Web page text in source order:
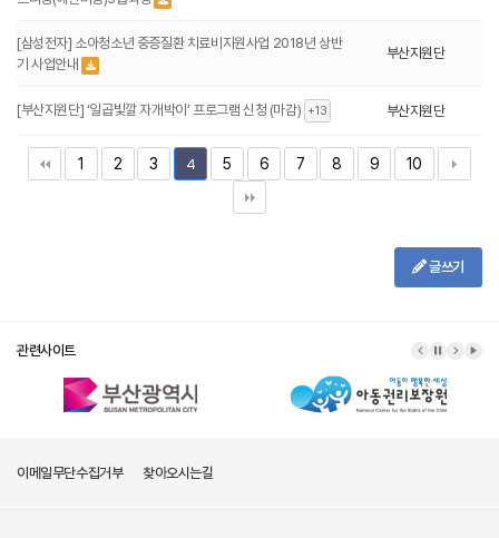
[삼성전자] 소아청소년 중증질환 치료비지원사업 2018년 상반
기 사업안내
부산지원단
[부산지원단] ‘일곱빛깔 자개박이’ 프로그램 신청 (마감) +13 부산지원단
1 2 3 4 5 6 7 8 9 10
글쓰기
관련사이트
이메일무단수집거부 찾아오시는길